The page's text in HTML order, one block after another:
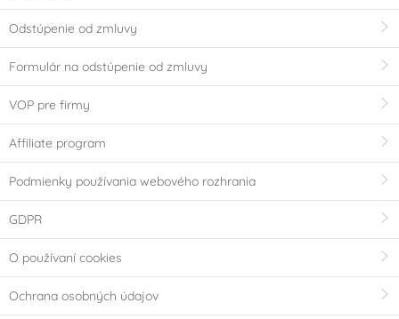
Odstúpenie od zmluvy
Formulár na odstúpenie od zmluvy
VOP pre firmy
Affiliate program
Podmienky používania webového rozhrania
GDPR
O používaní cookies
Ochrana osobných údajov